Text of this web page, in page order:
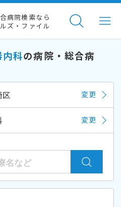
病院検索なら
ズ・ファイル
科の病院・総合病
区 変更
変更